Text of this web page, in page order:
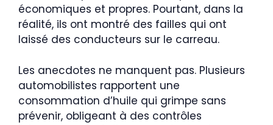
économiques et propres. Pourtant, dans la
réalité, ils ont montré des failles qui ont
laissé des conducteurs sur le carreau.
Les anecdotes ne manquent pas. Plusieurs
automobilistes rapportent une
consommation d’huile qui grimpe sans
prévenir, obligeant à des contrôles